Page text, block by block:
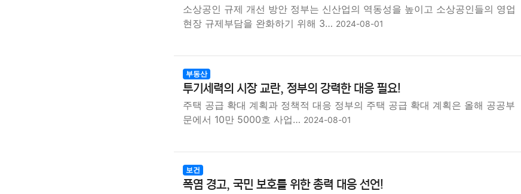
소상공인 규제 개선 방안 정부는 신산업의 역동성을 높이고 소상공인들의 영업
현장 규제부담을 완화하기 위해 3… 2024-08-01
부동산
투기세력의 시장 교란, 정부의 강력한 대응 필요!
주택 공급 확대 계획과 정책적 대응 정부의 주택 공급 확대 계획은 올해 공공부
문에서 10만 5000호 사업… 2024-08-01
보건
폭염 경고, 국민 보호를 위한 총력 대응 선언!